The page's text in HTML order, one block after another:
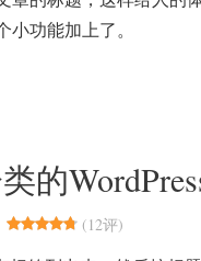
小功能加上了。
的
(12评)